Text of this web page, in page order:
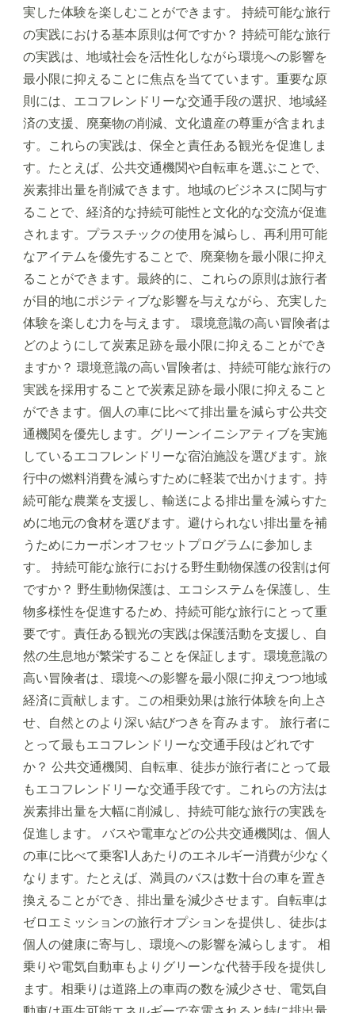
実した体験を楽しむことができます。 持続可能な旅行
の実践における基本原則は何ですか？ 持続可能な旅行
の実践は、地域社会を活性化しながら環境への影響を
最小限に抑えることに焦点を当てています。重要な原
則には、エコフレンドリーな交通手段の選択、地域経
済の支援、廃棄物の削減、文化遺産の尊重が含まれま
す。これらの実践は、保全と責任ある観光を促進しま
す。たとえば、公共交通機関や自転車を選ぶことで、
炭素排出量を削減できます。地域のビジネスに関与す
ることで、経済的な持続可能性と文化的な交流が促進
されます。プラスチックの使用を減らし、再利用可能
なアイテムを優先することで、廃棄物を最小限に抑え
ることができます。最終的に、これらの原則は旅行者
が目的地にポジティブな影響を与えながら、充実した
体験を楽しむ力を与えます。 環境意識の高い冒険者は
どのようにして炭素足跡を最小限に抑えることができ
ますか？ 環境意識の高い冒険者は、持続可能な旅行の
実践を採用することで炭素足跡を最小限に抑えること
ができます。個人の車に比べて排出量を減らす公共交
通機関を優先します。グリーンイニシアティブを実施
しているエコフレンドリーな宿泊施設を選びます。旅
行中の燃料消費を減らすために軽装で出かけます。持
続可能な農業を支援し、輸送による排出量を減らすた
めに地元の食材を選びます。避けられない排出量を補
うためにカーボンオフセットプログラムに参加しま
す。 持続可能な旅行における野生動物保護の役割は何
ですか？ 野生動物保護は、エコシステムを保護し、生
物多様性を促進するため、持続可能な旅行にとって重
要です。責任ある観光の実践は保護活動を支援し、自
然の生息地が繁栄することを保証します。環境意識の
高い冒険者は、環境への影響を最小限に抑えつつ地域
経済に貢献します。この相乗効果は旅行体験を向上さ
せ、自然とのより深い結びつきを育みます。 旅行者に
とって最もエコフレンドリーな交通手段はどれです
か？ 公共交通機関、自転車、徒歩が旅行者にとって最
もエコフレンドリーな交通手段です。これらの方法は
炭素排出量を大幅に削減し、持続可能な旅行の実践を
促進します。 バスや電車などの公共交通機関は、個人
の車に比べて乗客1人あたりのエネルギー消費が少なく
なります。たとえば、満員のバスは数十台の車を置き
換えることができ、排出量を減少させます。自転車は
ゼロエミッションの旅行オプションを提供し、徒歩は
個人の健康に寄与し、環境への影響を減らします。 相
乗りや電気自動車もよりグリーンな代替手段を提供し
ます。相乗りは道路上の車両の数を減少させ、電気自